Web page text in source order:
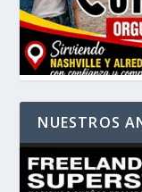
NUESTROS